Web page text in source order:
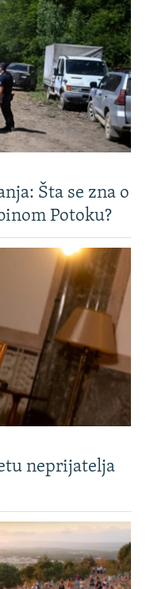
Šta se zna o
Potoku?
neprijatelja